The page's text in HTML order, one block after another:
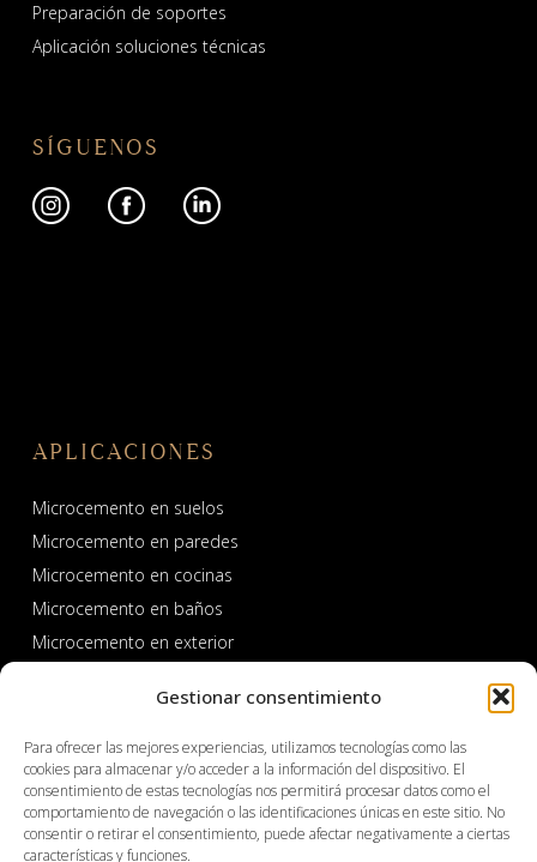
Gestionar consentimiento
Para ofrecer las mejores experiencias, utilizamos tecnologías como las
cookies para almacenar y/o acceder a la información del dispositivo. El
consentimiento de estas tecnologías nos permitirá procesar datos como el
comportamiento de navegación o las identificaciones únicas en este sitio. No
consentir o retirar el consentimiento, puede afectar negativamente a ciertas
características y funciones.
Preparación de soportes
Aplicación soluciones técnicas
SÍGUENOS
APLICACIONES
Microcemento en suelos
Microcemento en paredes
Microcemento en cocinas
Microcemento en baños
Microcemento en exterior